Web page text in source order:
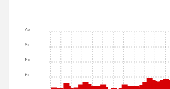
20
40
60
80